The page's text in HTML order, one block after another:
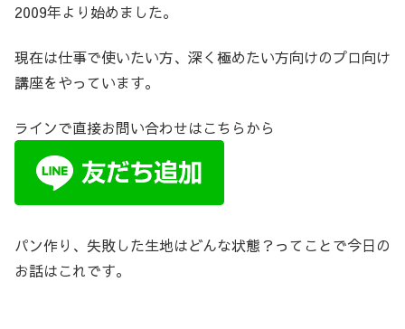
2009年より始めました。
現在は仕事で使いたい方、深く極めたい方向けのプロ向け
講座をやっています。
ラインで直接お問い合わせはこちらから
パン作り、失敗した生地はどんな状態？ってことで今日の
お話はこれです。